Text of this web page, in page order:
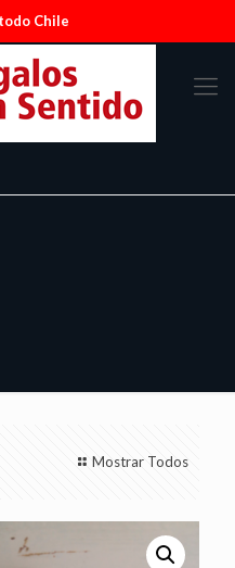
Chile
Mostrar Todos